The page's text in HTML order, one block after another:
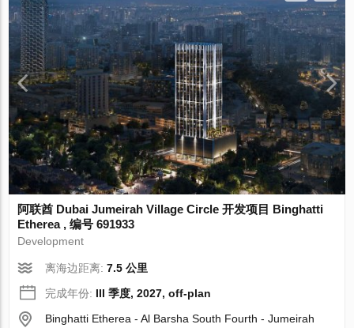
阿联酋 Dubai Jumeirah Village Circle 开发项目 Binghatti
Etherea , 编号 691933
Development
离海边距离:7.5 公里
完成年份: III 季度, 2027, off-plan
Binghatti Etherea - Al Barsha South Fourth - Jumeirah